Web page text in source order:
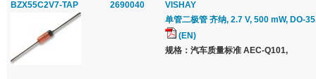
BZX55C2V7-TAP 2690040
VISHAY
单管二极管 齐纳, 2.7 V, 500 mW, DO-
(EN)
规格：汽车质量标准 AEC-Q101,